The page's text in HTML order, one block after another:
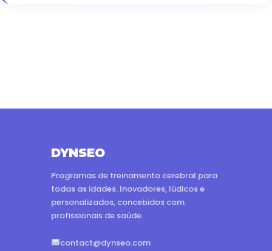
DYNSEO
Programas de treinamento cerebral para
todas as idades. Inovadores, lúdicos e
personalizados, concebidos com
profissionais de saúde.
contact@dynseo.com